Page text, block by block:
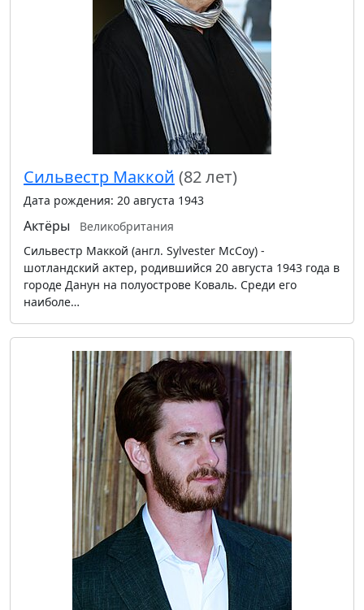
Сильвестр Маккой (82 лет)
Дата рождения: 20 августа 1943
Актёры
Великобритания
Сильвестр Маккой (англ. Sylvester McCoy) -
шотландский актер, родившийся 20 августа 1943 года в
городе Данун на полуострове Коваль. Среди его
наиболе…